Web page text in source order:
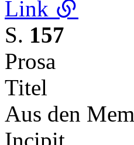
Link
S. 157
Prosa
Titel
Aus den
Incipit